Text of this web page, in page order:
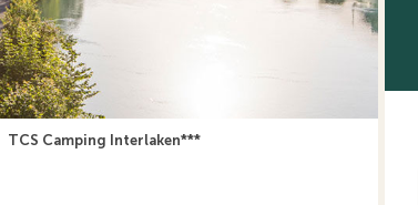
TCS Camping Interlaken***